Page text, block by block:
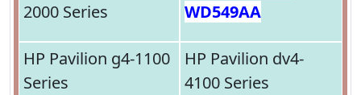
2000 Series
WD549AA
HP Pavilion g4-1100
Series
HP Pavilion dv4-
4100 Series